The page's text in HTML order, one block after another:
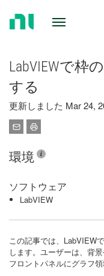
LabVIEWで枠
する
更新しました Mar 24,
環境
ソフトウェア
LabVIEW
この記事では、LabVIEW
します。ユーザーは、背
フロントパネルにグラフ